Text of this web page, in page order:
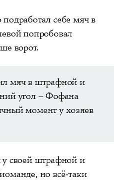
себе мяч в
попробовал
ворот.
мяч в штрафной и
угол – Фофана
момент у хозяев
своей штрафной и
но всё-таки